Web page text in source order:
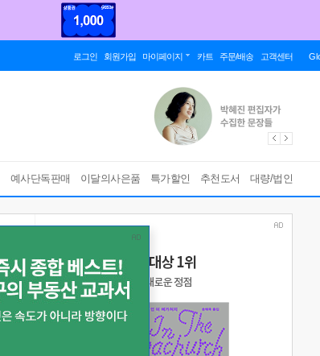
로그인 회원가입 마이페이지 카트 주문/배송 고객센터
예사단독판매 이달의사은품 특가할인 추천도서 대량/법인